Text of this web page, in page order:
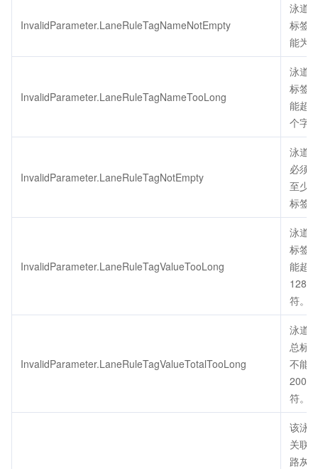
InvalidParameter.LaneRuleTagNameNotEmpty
泳道
标签
能为
InvalidParameter.LaneRuleTagNameTooLong
泳道
标签
能超
个字
InvalidParameter.LaneRuleTagNotEmpty
泳道
必须
至少
标签
InvalidParameter.LaneRuleTagValueTooLong
泳道
标签
能超
128
符。
InvalidParameter.LaneRuleTagValueTotalTooLong
泳道
总标
不能
200
符。
该泳
关联
路灰